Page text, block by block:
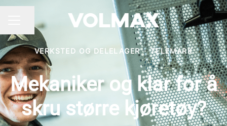
KARRIEREMENY
Del siden
VERKSTED OG DELELAGER · TELEMARK
Mekaniker og klar for å
skru større kjøretøy?